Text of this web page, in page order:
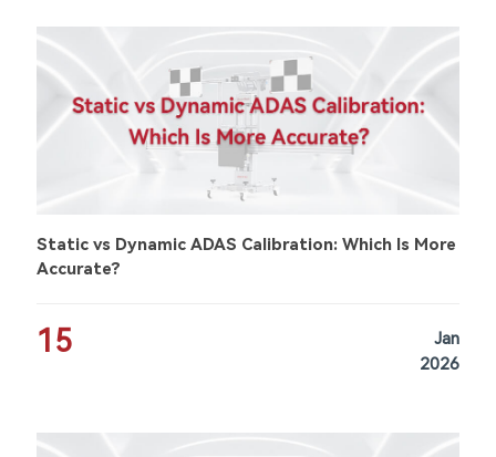
Static vs Dynamic ADAS Calibration: Which Is More
Accurate?
15
Jan
2026